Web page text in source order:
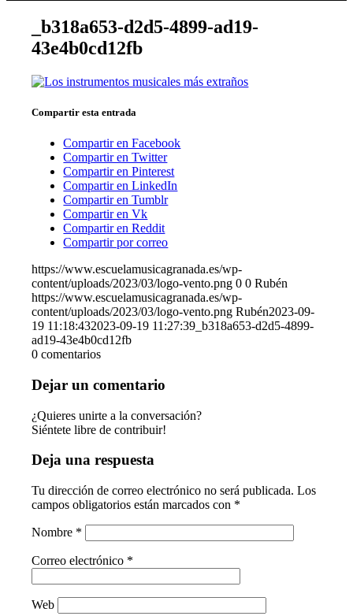
_b318a653-d2d5-4899-ad19-
43e4b0cd12fb
Compartir esta entrada
Compartir en Facebook
Compartir en Twitter
Compartir en Pinterest
Compartir en LinkedIn
Compartir en Tumblr
Compartir en Vk
Compartir en Reddit
Compartir por correo
https://www.escuelamusicagranada.es/wp-
content/uploads/2023/03/logo-vento.png 0 0 Rubén
https://www.escuelamusicagranada.es/wp-
content/uploads/2023/03/logo-vento.png Rubén2023-09-
19 11:18:432023-09-19 11:27:39 _b318a653-d2d5-4899-
ad19-43e4b0cd12fb
0 comentarios
Dejar un comentario
¿Quieres unirte a la conversación?
Siéntete libre de contribuir!
Deja una respuesta
Tu dirección de correo electrónico no será publicada. Los
campos obligatorios están marcados con *
Nombre *
Correo electrónico *
Web